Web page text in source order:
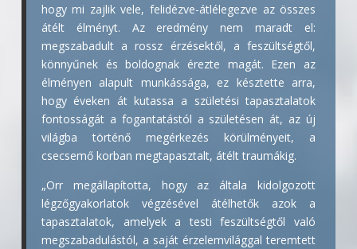
hogy mi zajlik vele, felidézve-átlélegezve az összes
átélt élményt. Az eredmény nem maradt el:
megszabadult a rossz érzésektől, a feszültségtől,
könnyűnek és boldognak érezte magát. Ezen az
élményen alapult munkássága, ez késztette arra,
hogy éveken át kutassa a születési tapasztalatok
fontosságát a fogantatástól a születésen át, az új
világba történő megérkezés körülményeit, a
csecsemő korban megtapasztalt, átélt traumákig.
„Orr megállapította, hogy az általa kidolgozott
légzőgyakorlatok végzésével átélhetők azok a
tapasztalatok, amelyek a testi feszültségtől való
megszabadulástól, a saját érzelemvilággal teremtett